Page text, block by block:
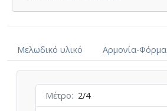
Μελωδικό υλικό Αρμονία-Φόρμα
Μέτρο
2/4